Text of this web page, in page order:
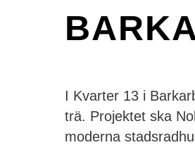
I Kvarter 13 i
trä. Projektet ska
moderna